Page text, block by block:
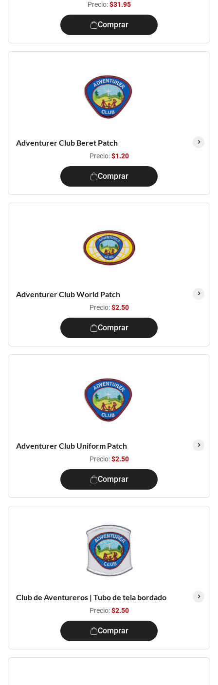
Precio:$31.95
Comprar
Adventurer Club Beret Patch
Precio:$1.20
Comprar
Adventurer Club World Patch
Precio:$2.50
Comprar
Adventurer Club Uniform Patch
Precio:$2.50
Comprar
Club de Aventureros | Tubo de tela bordado
Precio:$2.50
Comprar